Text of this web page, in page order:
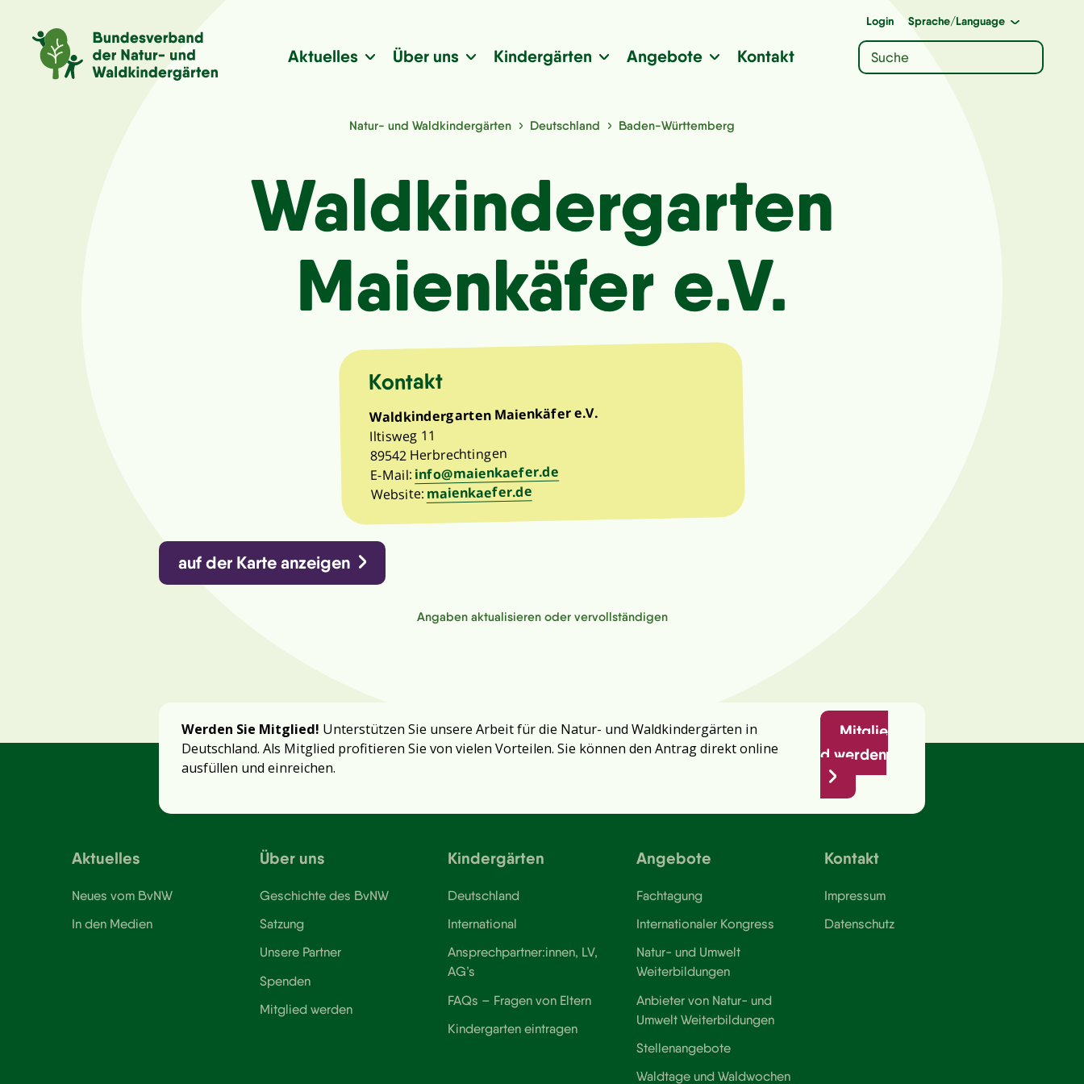
Login Sprache/Language
Aktuelles Über uns Kindergärten Angebote Kontakt
Natur- und Waldkindergärten Deutschland Baden-Württemberg
Waldkindergarten
Maienkäfer e.V.
Kontakt
Waldkindergarten Maienkäfer e.V.
Iltisweg 11
89542 Herbrechtingen
E-Mail: info@maienkaefer.de
Website: maienkaefer.de
auf der Karte anzeigen
Angaben aktualisieren oder vervollständigen
Werden Sie Mitglied! Unterstützen Sie unsere Arbeit für die Natur- und Waldkindergärten in
Deutschland. Als Mitglied profitieren Sie von vielen Vorteilen. Sie können den Antrag direkt online
ausfüllen und einreichen.
Mitglie
d werden
Aktuelles
Neues vom BvNW
In den Medien
Über uns
Geschichte des BvNW
Satzung
Unsere Partner
Spenden
Mitglied werden
Kindergärten
Deutschland
International
Ansprechpartner:innen, LV,
AG’s
FAQs – Fragen von Eltern
Kindergarten eintragen
Angebote
Fachtagung
Internationaler Kongress
Natur- und Umwelt
Weiterbildungen
Anbieter von Natur- und
Umwelt Weiterbildungen
Stellenangebote
Waldtage und Waldwochen
Kontakt
Impressum
Datenschutz